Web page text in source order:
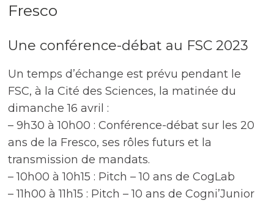
Fresco
Une conférence-débat au FSC 2023
Un temps d’échange est prévu pendant le
FSC, à la Cité des Sciences, la matinée du
dimanche 16 avril :
– 9h30 à 10h00 : Conférence-débat sur les 20
ans de la Fresco, ses rôles futurs et la
transmission de mandats.
– 10h00 à 10h15 : Pitch – 10 ans de CogLab
– 11h00 à 11h15 : Pitch – 10 ans de Cogni’Junior